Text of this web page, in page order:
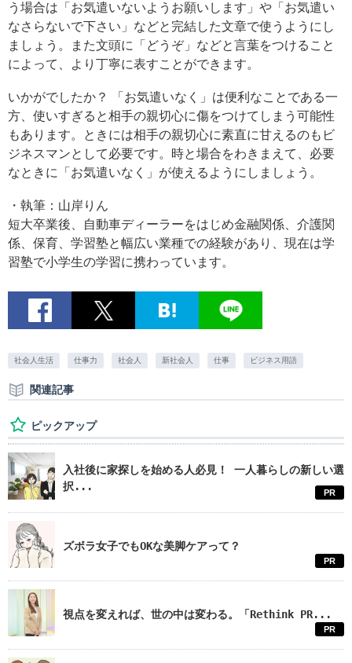
う場合は「お気遣いないようお願いします」や「お気遣い
なさらないで下さい」などと完結した文章で使うようにし
ましょう。また文頭に「どうぞ」などと言葉をつけること
によって、より丁寧に表すことができます。
いかがでしたか？ 「お気遣いなく」は便利なことである一
方、使いすぎると相手の親切心に傷をつけてしまう可能性
もあります。ときには相手の親切心に素直に甘えるのもビ
ジネスマンとして必要です。時と場合をわきまえて、必要
なときに「お気遣いなく」が使えるようにしましょう。
・執筆：山岸りん
短大卒業後、自動車ディーラーをはじめ金融関係、介護関
係、保育、学習塾と幅広い業種での経験があり、現在は学
習塾で小学生の学習に携わっています。
社会人生活 仕事力 社会人 新社会人 仕事 ビジネス用語
関連記事
ピックアップ
入社後に家探しを始める人必見！ 一人暮らしの新しい選
択...
PR
ズボラ女子でもOKな美脚ケアって？
PR
視点を変えれば、世の中は変わる。「Rethink PR...
PR